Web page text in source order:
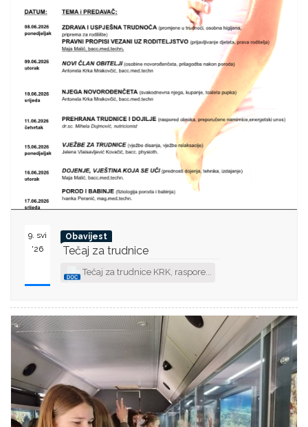
9. svi
'26
Obavijest
Tečaj za trudnice
Tečaj za trudnice KRK, raspore...